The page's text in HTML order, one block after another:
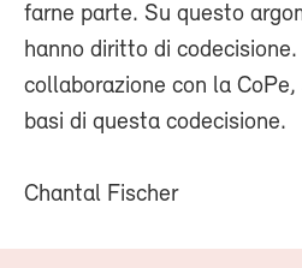
farne parte. Su questo
hanno diritto di codecisione.
collaborazione con la
basi di questa codecisione.
Chantal Fischer